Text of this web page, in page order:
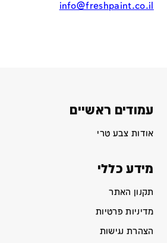
info@freshpaint.co.il
עמודים ראשיים
אודות צבע טרי
מידע כללי
תקנון האתר
מדיניות פרטיות
הצהרת נגישות